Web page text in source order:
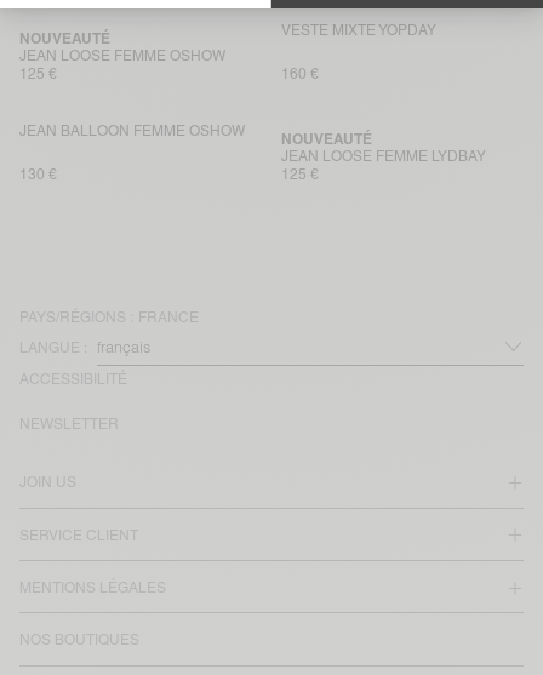
JEAN LOOSE FEMME OSHOW
NOUVEAUTÉ
125 €
VESTE MIXTE YOPDAY
160 €
JEAN BALLOON FEMME OSHOW
130 €
JEAN LOOSE FEMME LYDBAY
NOUVEAUTÉ
125 €
PAYS/RÉGIONS : FRANCE
LANGUE :
ACCESSIBILITÉ
JOIN US
SERVICE CLIENT
MENTIONS LÉGALES
NOS BOUTIQUES
NEWSLETTER